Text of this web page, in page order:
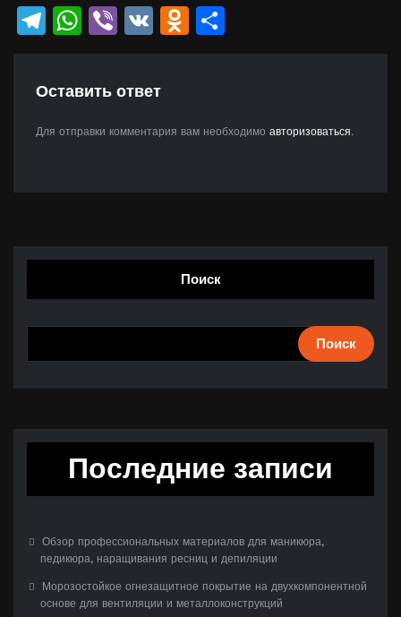
Telegram
WhatsApp
Viber
VK Odnoklassniki
Оставить ответ
Для отправки комментария вам необходимо авторизоваться.
Поиск
Поиск
Последние записи
Обзор профессиональных материалов для маникюра,
педикюра, наращивания ресниц и депиляции
Морозостойкое огнезащитное покрытие на двухкомпонентной
основе для вентиляции и металлоконструкций